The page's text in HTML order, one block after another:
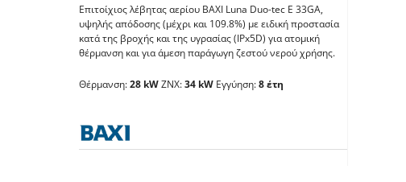
BAXI Luna Duo-tec E
33GA
Επιτοίχιος λέβητας αερίου BAXI Luna Duo-tec E 33GA,
υψηλής απόδοσης (μέχρι και 109.8%) με ειδική προστασία
κατά της βροχής και της υγρασίας (IPx5D) για ατομική
θέρμανση και για άμεση παράγωγη ζεστού νερού χρήσης.
Θέρμανση:28 kWΖΝΧ:34 kWΕγγύηση:8 έτη